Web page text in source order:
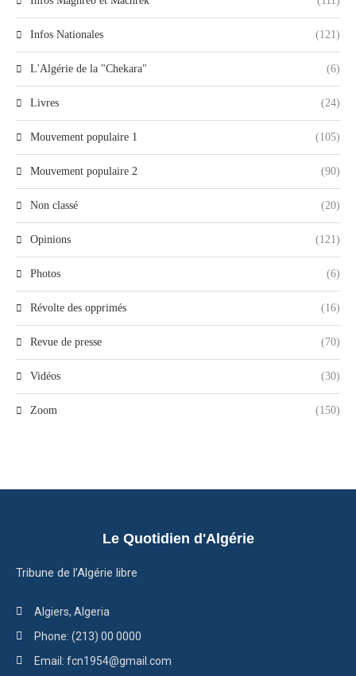
Infos Nationales (121)
L'Algérie de la "Chekara" (6)
Livres (24)
Mouvement populaire 1 (105)
Mouvement populaire 2 (90)
Non classé (20)
Opinions (121)
Photos (6)
Révolte des opprimés (16)
Revue de presse (70)
Vidéos (30)
Zoom (150)
Le Quotidien d'Algérie
Tribune de l’Algérie libre
Algiers, Algeria
Phone: (213) 00 0000
Email: fcn1954@gmail.com